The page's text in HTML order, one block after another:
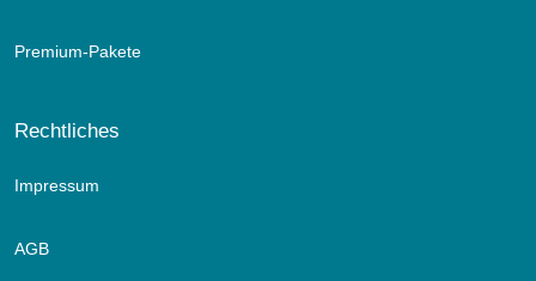
Premium-Pakete
Rechtliches
Impressum
AGB